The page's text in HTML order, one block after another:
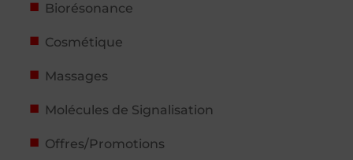
Biorésonance
Cosmétique
Massages
Molécules de Signalisation
Offres/Promotions